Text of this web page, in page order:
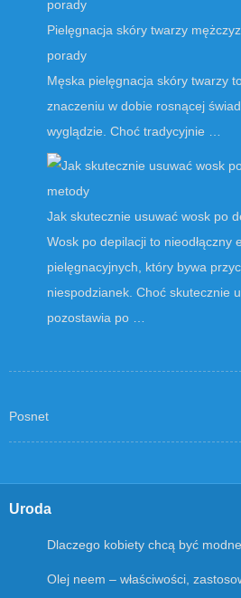
Pielęgnacja skóry twarzy
porady
Męska pielęgnacja skóry twarzy
znaczeniu w dobie rosnącej
wyglądzie. Choć tradycyjnie …
Jak skutecznie usuwać wosk po
Wosk po depilacji to nieodłączny
pielęgnacyjnych, który bywa
niespodzianek. Choć skutecznie
pozostawia po …
Posnet
Uroda
Dlaczego kobiety chcą być
Olej neem – właściwości,